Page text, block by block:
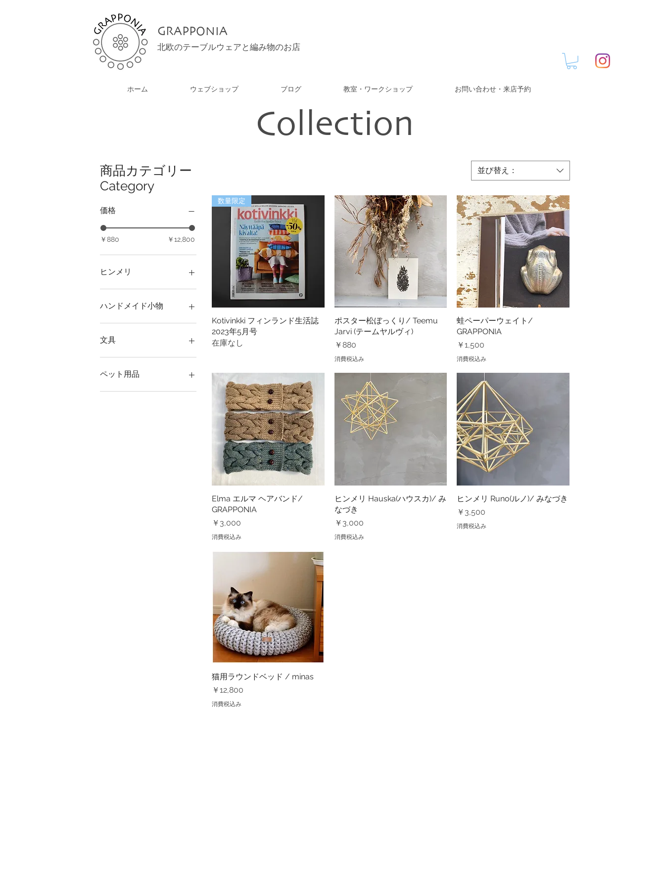
GRAPPONIA
北欧のテーブルウェアと編み物のお店
ホーム ウェブショップ ブログ 教室・ワークショップ お問い合わせ・来店予約
Collection
商品カテゴリー
Category
価格
￥880 ￥12,800
ヒンメリ
完成作品
ハンドメイド小物
ヘアバンド
文具
ペーパーウェイト
ペット用品
ベッド
並び替え：
クイックビュー
数量限定
Kotivinkki フィンランド生活誌
2023年5月号
在庫なし
クイックビュー
ポスター松ぼっくり/ Teemu
Jarvi (テームヤルヴィ)
価格
￥880
消費税込み
クイックビュー
蛙ペーパーウェイト/
GRAPPONIA
価格
￥1,500
消費税込み
クイックビュー
Elma エルマ ヘアバンド/
GRAPPONIA
価格
￥3,000
消費税込み
クイックビュー
ヒンメリ Hauska(ハウスカ)/ み
なづき
価格
￥3,000
消費税込み
クイックビュー
ヒンメリ Runo(ルノ)/ みなづき
価格
￥3,500
消費税込み
クイックビュー
猫用ラウンドベッド / minas
価格
￥12,800
消費税込み